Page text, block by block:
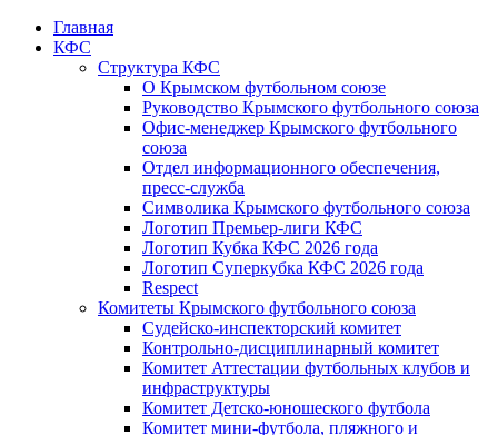
Главная
КФС
Структура КФС
О Крымском футбольном союзе
Руководство Крымского футбольного союза
Офис-менеджер Крымского футбольного
союза
Отдел информационного обеспечения,
пресс-служба
Символика Крымского футбольного союза
Логотип Премьер-лиги КФС
Логотип Кубка КФС 2026 года
Логотип Суперкубка КФС 2026 года
Respect
Комитеты Крымского футбольного союза
Судейско-инспекторский комитет
Контрольно-дисциплинарный комитет
Комитет Аттестации футбольных клубов и
инфраструктуры
Комитет Детско-юношеского футбола
Комитет мини-футбола, пляжного и